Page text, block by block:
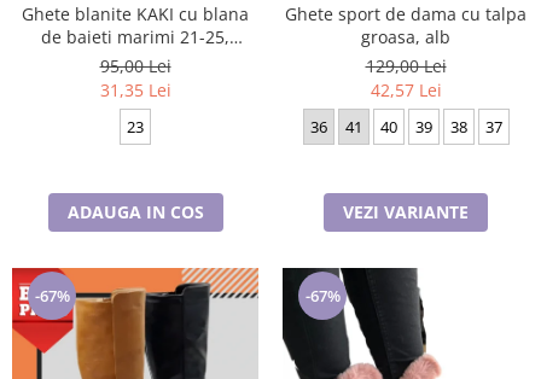
Ghete blanite KAKI cu blana
de baieti marimi 21-25,
inchidere cu scai si fermoar
95,00 Lei
31,35 Lei
23
ADAUGA IN COS
Ghete sport de dama cu talpa
groasa, alb
129,00 Lei
42,57 Lei
36 41 40 39 38 37
VEZI VARIANTE
-67% -67%